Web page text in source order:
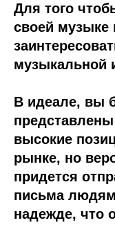
Для того
своей музыке
музыкальной
В идеале, вы
высокие
рынке, но
придется
письма
надежде, что